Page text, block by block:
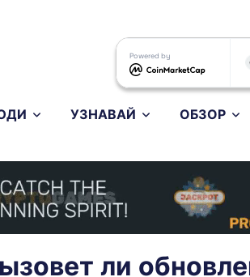
Powered by
$0.070323
1.19% ETH
УЗНАВАЙ ОБЗОР
ли